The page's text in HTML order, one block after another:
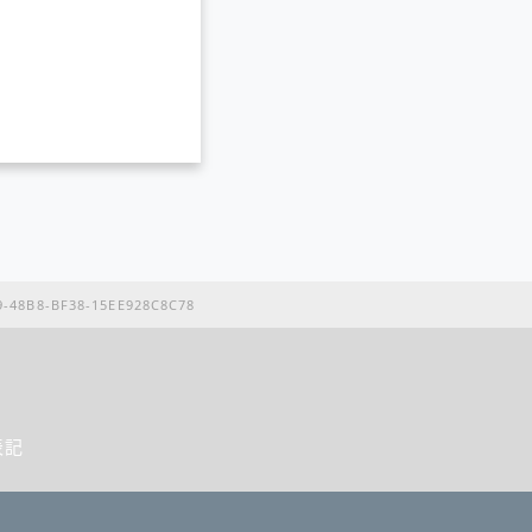
48B8-BF38-15EE928C8C78